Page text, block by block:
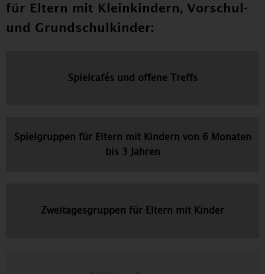
für Eltern mit Kleinkindern, Vorschul-
und Grundschulkinder:
Spielcafés und offene Treffs
Spielgruppen für Eltern mit Kindern von 6 Monaten
bis 3 Jahren
Zweitagesgruppen für Eltern mit Kinder